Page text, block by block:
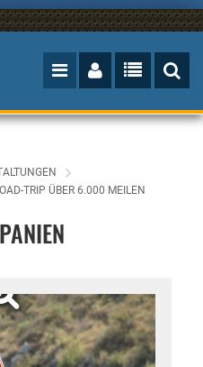
TRIP ÜBER 6.000 MEILEN